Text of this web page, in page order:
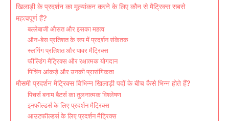
खिलाड़ी के प्रदर्शन का मूल्यांकन करने के लिए कौन से मैट्रिक्स सबसे
महत्वपूर्ण हैं?
बल्लेबाजी औसत और इसका महत्व
ऑन-बेस प्रतिशत के रूप में प्रदर्शन संकेतक
स्लगिंग प्रतिशत और पावर मैट्रिक्स
फील्डिंग मैट्रिक्स और रक्षात्मक योगदान
पिचिंग आंकड़े और उनकी प्रासंगिकता
मौसमी प्रदर्शन मैट्रिक्स विभिन्न खिलाड़ी पदों के बीच कैसे भिन्न होते हैं?
पिचर्स बनाम बैटर्स का तुलनात्मक विश्लेषण
इनफील्डर्स के लिए प्रदर्शन मैट्रिक्स
आउटफील्डर्स के लिए प्रदर्शन मैट्रिक्स